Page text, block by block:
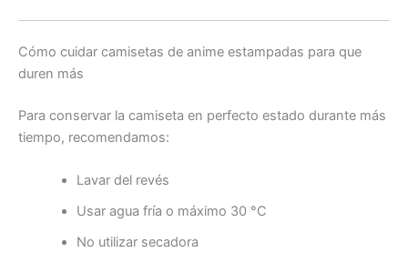
Cómo cuidar camisetas de anime estampadas para que
duren más
Para conservar la camiseta en perfecto estado durante más
tiempo, recomendamos:
Lavar del revés
Usar agua fría o máximo 30 °C
No utilizar secadora